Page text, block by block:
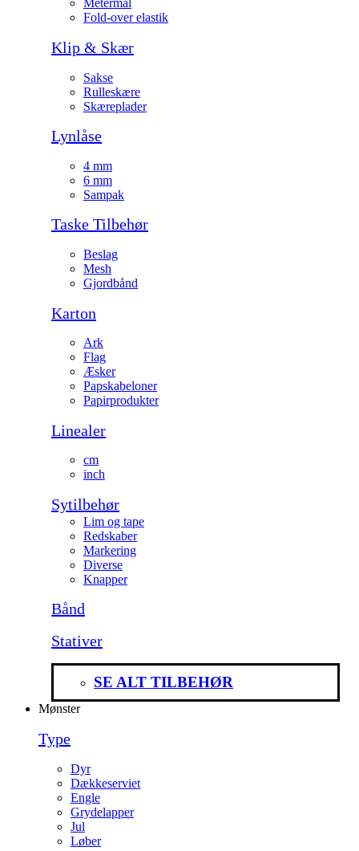
Metermål
Fold-over elastik
Klip & Skær
Sakse
Rulleskære
Skæreplader
Lynlåse
4 mm
6 mm
Sampak
Taske Tilbehør
Beslag
Mesh
Gjordbånd
Karton
Ark
Flag
Æsker
Papskabeloner
Papirprodukter
Linealer
cm
inch
Sytilbehør
Lim og tape
Redskaber
Markering
Diverse
Knapper
Bånd
Stativer
SE ALT TILBEHØR
Mønster
Type
Dyr
Dækkeserviet
Engle
Grydelapper
Jul
Løber